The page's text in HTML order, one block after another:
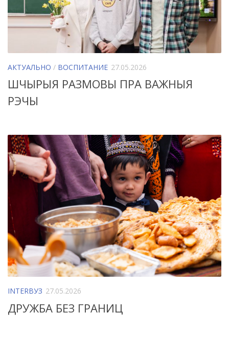
АКТУАЛЬНО / ВОСПИТАНИЕ 27.05.2026
ШЧЫРЫЯ РАЗМОВЫ ПРА ВАЖНЫЯ
РЭЧЫ
INTERВУЗ 27.05.2026
ДРУЖБА БЕЗ ГРАНИЦ